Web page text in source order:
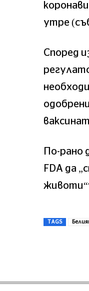
утре
Според
По-рано
FDA да
TAGS